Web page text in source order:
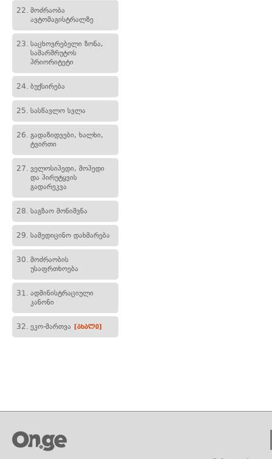
22. მოძრაობა
ავტომაგისტრალზე
23. საცხოვრებელი ზონა,
სამარშრუტოს
პრიორიტეტი
24. ბუქსირება
25. სასწავლო სვლა
26. გადაზიდვები, ხალხი,
ტვირთი
27. ველოსიპედი, მოპედი
და პირუტყვის
გადარეკვა
28. საგზაო მონიშვნა
29. სამედიცინო დახმარება
30. მოძრაობის
უსაფრთხოება
31. ადმინისტრაციული
კანონი
32. ეკო-მართვა [ახალი]